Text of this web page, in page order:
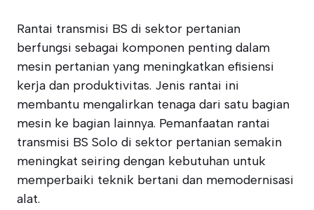
Rantai transmisi BS di sektor pertanian
berfungsi sebagai komponen penting dalam
mesin pertanian yang meningkatkan efisiensi
kerja dan produktivitas. Jenis rantai ini
membantu mengalirkan tenaga dari satu bagian
mesin ke bagian lainnya. Pemanfaatan rantai
transmisi BS Solo di sektor pertanian semakin
meningkat seiring dengan kebutuhan untuk
memperbaiki teknik bertani dan memodernisasi
alat.